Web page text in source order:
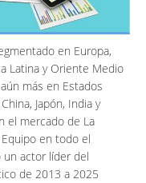
en Europa,
Latina y Oriente Medio
más en Estados
Japón, India y
el mercado de La
en todo el
un actor líder del
de 2013 a 2025